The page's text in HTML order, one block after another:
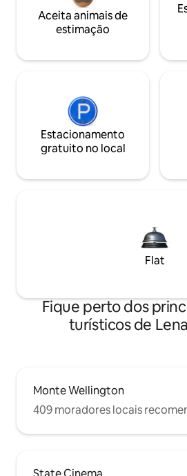
Aceita animais de
estimação
Estacionamento
gratuito no local
Flat
Fique perto dos
turísticos de
Monte Wellington
409 moradores locais